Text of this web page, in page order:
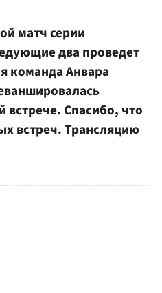
матч серии
два проведет
команда Анвара
встрече. Спасибо, что
встреч. Трансляцию